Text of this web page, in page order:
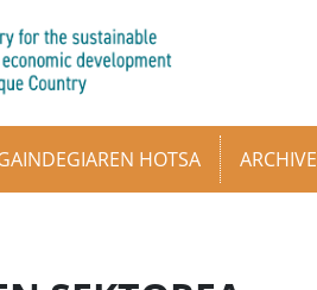
HOTSA ARCHIVE